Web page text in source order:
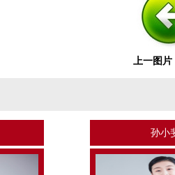
上一图
孙小